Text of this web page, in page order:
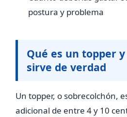
postura y problema
Qué es un topper
sirve de verdad
Un topper, o sobrecolchón,
adicional de entre 4 y 10